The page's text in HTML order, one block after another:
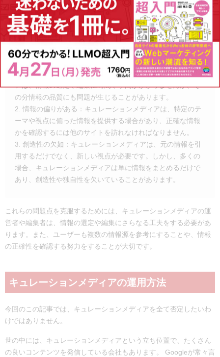
キュレーションメディアは、他のウェブサイトからの情報を引用し
ているため、オリジナリティがないという問題があります。具体的
には、以下のような理由からオリジナリティがありません。
1. クオリティの保証が難しい：引用した情報の正確性や信頼
性が保証されているとは限りません。キュレーションメディ
アは、情報の選定や編集に時間や手間がかかりませんが、そ
の分情報の品質にも問題が生じることがあります。
2. 情報の偏りがある：キュレーションメディアは、特定のテ
ーマや視点に偏った情報を提供する場合があり、正確な情報
かを確認するには他のサイトを訪れなければなりません。
3. 創造性の欠如：キュレーションメディアは、元の情報を引
用するだけでなく、新しい視点が必要です。しかし、多くの
場合、キュレーションメディアは単に情報をまとめるだけで
あり、創造性や独自性を欠いていることがあります。
これらの問題点を克服するためには、キュレーションメディアの運
営者や編集者は、情報の選定や編集にさらなる工夫をする必要があ
ります。また、ユーザーも複数の情報源を参考にすることや、情報
の正確性を確認する努力をすることが大切です。
キュレーションメディアの運用方法
今回のこの記事では、キュレーションメディアを全て否定したいわ
けではありません。
世の中には、キュレーションメディアという立ち位置で、たくさん
の良いコンテンツを発信している会社もあります。 Googleが常々言